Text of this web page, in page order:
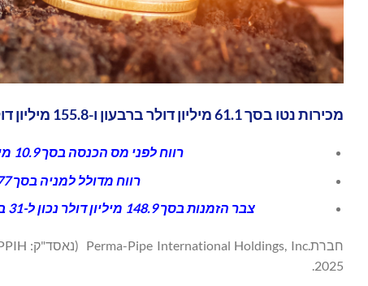
מכירות נטו בסך 61.1 מיליון דולר ברבעון ו-155.8 מיליון דולר מתחילת השנה.
רווח לפני מס הכנסה בסך 10.9 מיליון דולר ברבעון ו-21.1 מיליון דולר מתחילת השנה.
רווח מדולל למניה בסך 0.77 דולר ברבעון ו-1.49 דולר מתחילת השנה.
צבר הזמנות בסך 148.9 מיליון דולר נכון ל-31 באוקטובר 2025, לעומת 138.1 מיליון דולר נכון ל-31 בינואר 2025.
2025.